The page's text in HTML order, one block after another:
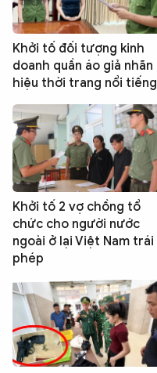
Khởi tố đối tượng kinh
doanh quần áo giả nhãn
hiệu thời trang nổi tiếng
Khởi tố 2 vợ chồng tổ
chức cho người nước
ngoài ở lại Việt Nam trái
phép